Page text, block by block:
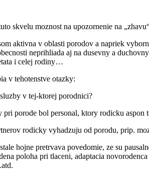
skvelu moznost na upozornenie na
aktivna v oblasti porodov a napriek
neprihliada aj na dusevny a
i celej rodiny…
v tehotenstve otazky:
v tej-ktorej porodnici?
pri porode bol personal, ktory rodicku aspon
rodicky vyhadzuju od porodu, prip.
hojne pretrvava povedomie, ze su
poloha pri tlaceni, adaptacia